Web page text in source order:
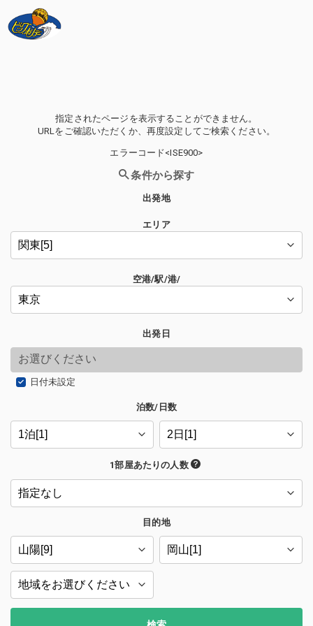
指定されたページを表示することができません。
URLをご確認いただくか、再度設定してご検索ください。
エラーコード<ISE900>
条件から探す
出発地
エリア
空港/駅/港/
出発日
日付未設定
泊数/日数
1部屋あたりの人数
目的地